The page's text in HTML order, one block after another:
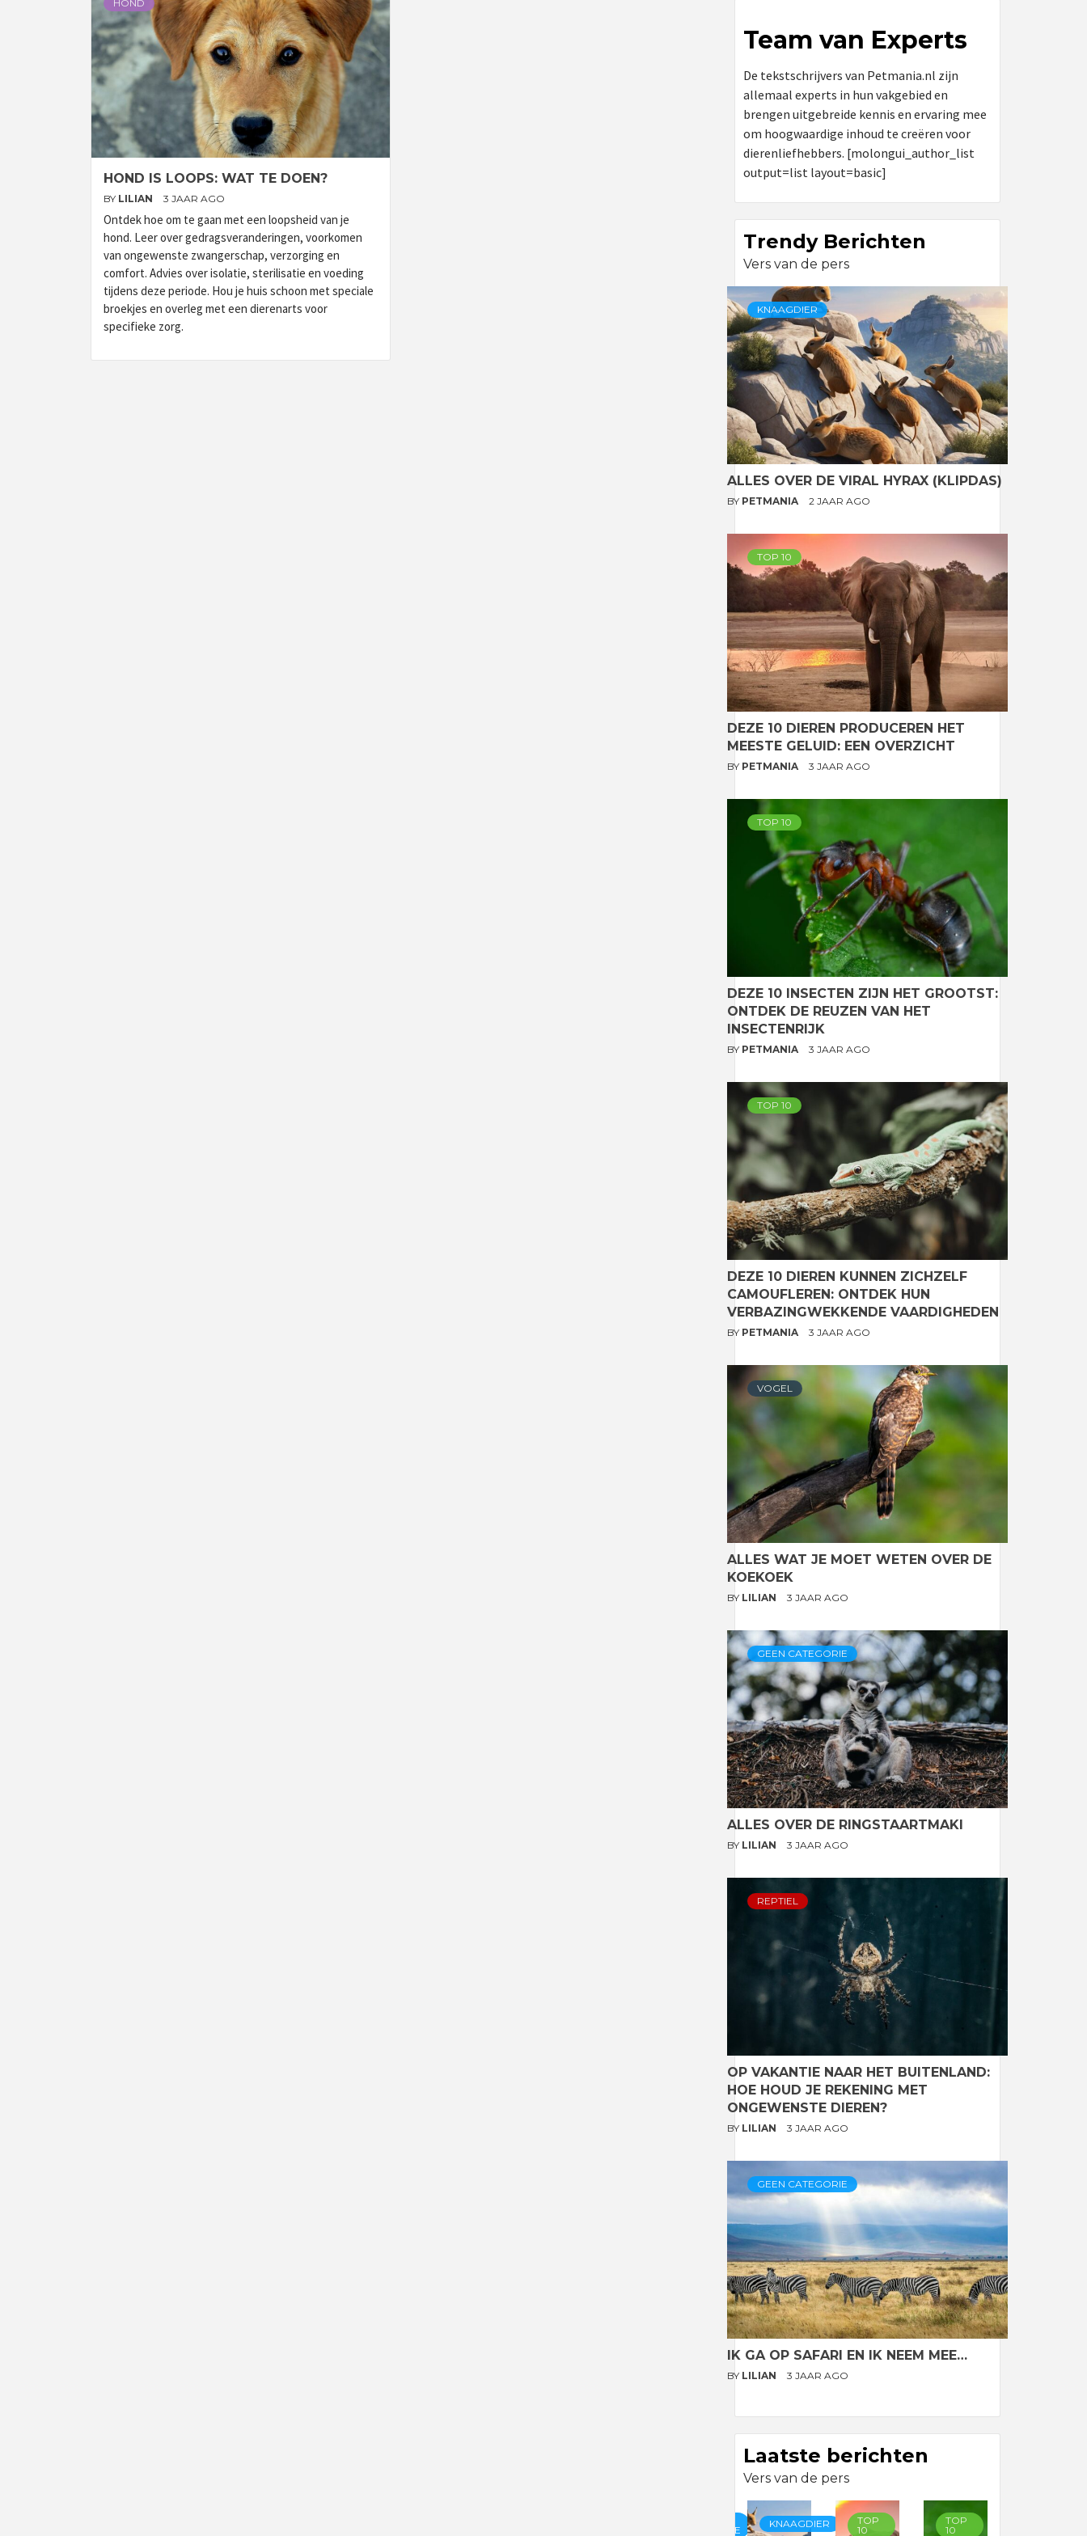
HOND
HOND IS LOOPS: WAT TE DOEN?
BY LILIAN 3 JAAR AGO
Ontdek hoe om te gaan met een loopsheid van je
hond. Leer over gedragsveranderingen, voorkomen
van ongewenste zwangerschap, verzorging en
comfort. Advies over isolatie, sterilisatie en voeding
tijdens deze periode. Hou je huis schoon met speciale
broekjes en overleg met een dierenarts voor
specifieke zorg.
Team van Experts
De tekstschrijvers van Petmania.nl zijn
allemaal experts in hun vakgebied en
brengen uitgebreide kennis en ervaring mee
om hoogwaardige inhoud te creëren voor
dierenliefhebbers. [molongui_author_list
output=list layout=basic]
Trendy Berichten
Vers van de pers
KNAAGDIER
ALLES OVER DE VIRAL HYRAX (KLIPDAS)
BY PETMANIA 2 JAAR AGO
TOP 10
DEZE 10 DIEREN PRODUCEREN HET
MEESTE GELUID: EEN OVERZICHT
BY PETMANIA 3 JAAR AGO
TOP 10
DEZE 10 INSECTEN ZIJN HET GROOTST:
ONTDEK DE REUZEN VAN HET
INSECTENRIJK
BY PETMANIA 3 JAAR AGO
TOP 10
DEZE 10 DIEREN KUNNEN ZICHZELF
CAMOUFLEREN: ONTDEK HUN
VERBAZINGWEKKENDE VAARDIGHEDEN
BY PETMANIA 3 JAAR AGO
VOGEL
ALLES WAT JE MOET WETEN OVER DE
KOEKOEK
BY LILIAN 3 JAAR AGO
GEEN CATEGORIE
ALLES OVER DE RINGSTAARTMAKI
BY LILIAN 3 JAAR AGO
REPTIEL
OP VAKANTIE NAAR HET BUITENLAND:
HOE HOUD JE REKENING MET
ONGEWENSTE DIEREN?
BY LILIAN 3 JAAR AGO
GEEN CATEGORIE
IK GA OP SAFARI EN IK NEEM MEE…
BY LILIAN 3 JAAR AGO
Laatste berichten
Vers van de pers
CATEGORIE
KNAAGDIER
TOP
10
TOP
10